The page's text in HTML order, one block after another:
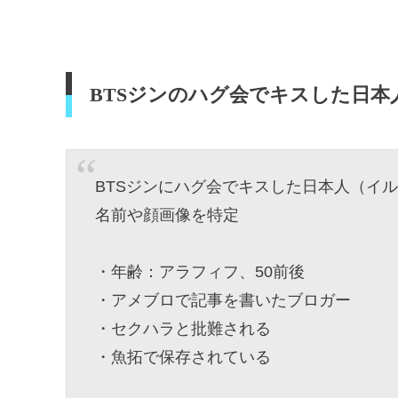
BTSジンのハグ会でキスした日本
BTSジンにハグ会でキスした日本人（イル
名前や顔画像を特定
・年齢：アラフィフ、50前後
・アメブロで記事を書いたブロガー
・セクハラと批難される
・魚拓で保存されている